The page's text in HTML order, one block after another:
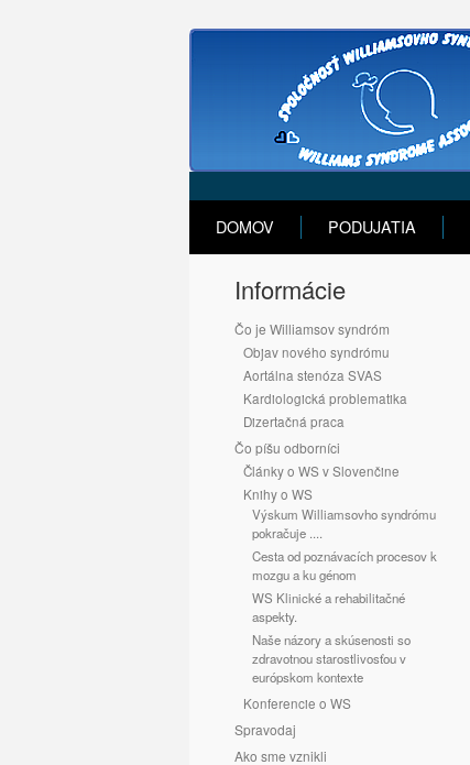
DOMOV PODUJATIA
Informácie
Čo je Williamsov syndróm
Objav nového syndrómu
Aortálna stenóza SVAS
Kardiologická problematika
Dizertačná praca
Čo píšu odborníci
Články o WS v Slovenčine
Knihy o WS
Výskum Williamsovho syndrómu
pokračuje ....
Cesta od poznávacích procesov k
mozgu a ku génom
WS Klinické a rehabilitačné
aspekty.
Naše názory a skúsenosti so
zdravotnou starostlivosťou v
európskom kontexte
Konferencie o WS
Spravodaj
Ako sme vznikli